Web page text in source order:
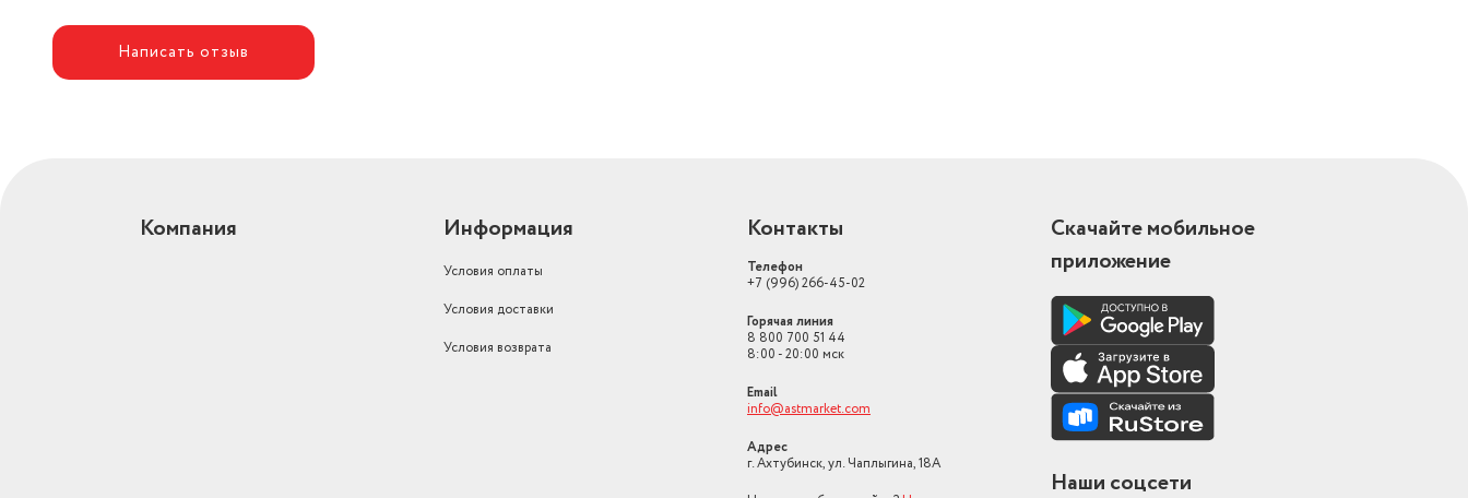
Написать отзыв
Компания Информация
Условия оплаты
Условия доставки
Условия возврата
Контакты
Телефон
+7 (996) 266-45-02
Горячая линия
8 800 700 51 44
8:00 - 20:00 мск
Email
info@astmarket.com
Адрес
г. Ахтубинск, ул. Чаплыгина, 18А
Скачайте мобильное
приложение
Наши соцсети